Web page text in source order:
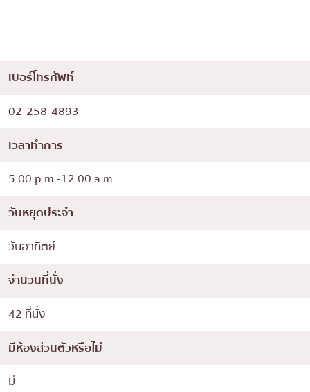
เบอร์โทรศัพท์
02-258-4893
เวลาทำการ
5:00 p.m.-12:00 a.m.
วันหยุดประจำ
วันอาทิตย์
จำนวนที่นั่ง
42 ที่นั่ง
มีห้องส่วนตัวหรือไม่
มี